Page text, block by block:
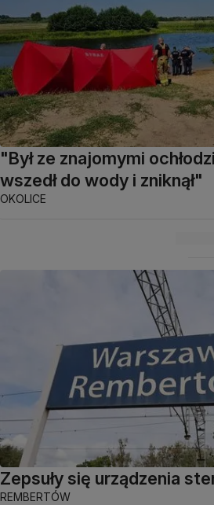
"Był ze znajomymi
wszedł do wody i zniknął"
OKOLICE
Zepsuły się urządzenia
REMBERTÓW